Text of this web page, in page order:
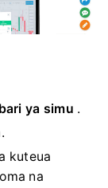
ya simu .
kuteua
na